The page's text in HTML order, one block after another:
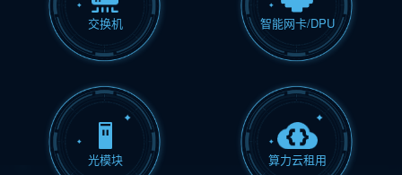
交换机 智能网卡/DPU
光模块 算力云租用